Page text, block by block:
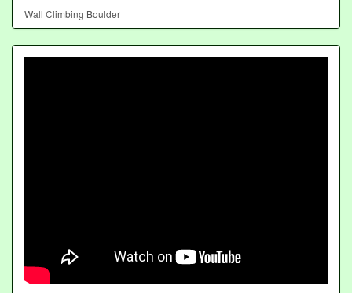
Wall Climbing Boulder